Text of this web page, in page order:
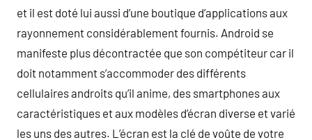
et il est doté lui aussi d’une boutique d’applications aux
rayonnement considérablement fournis. Android se
manifeste plus décontractée que son compétiteur car il
doit notamment s’accommoder des différents
cellulaires androits qu’il anime, des smartphones aux
caractéristiques et aux modèles d’écran diverse et varié
les uns des autres. L’écran est la clé de voûte de votre